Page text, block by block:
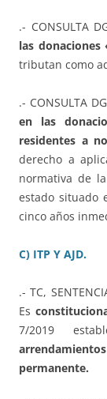
.- CONSULTA
las donaciones
tributan como
.- CONSULTA
en las
residentes a
derecho a
normativa de
estado situado
cinco años
C) ITP Y AJD.
.- TC,
Es
7/2019
permanente.